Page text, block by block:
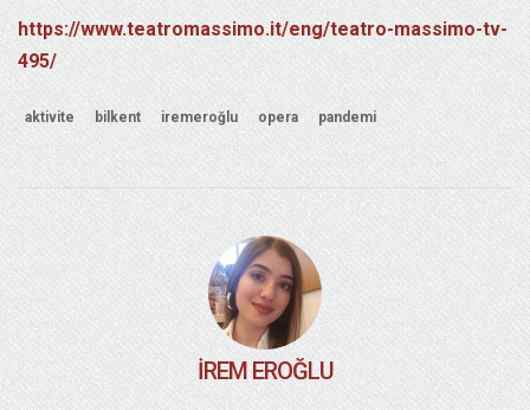
https://www.teatromassimo.it/eng/teatro-massimo-tv-
495/
aktivite bilkent iremeroğlu opera pandemi
İREM EROĞLU